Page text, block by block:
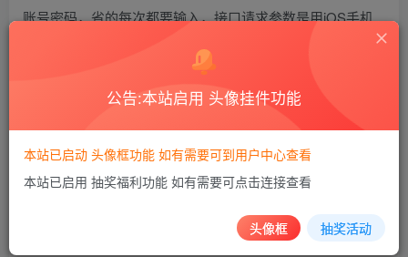
账号密码，省的每次都要输入，接口请求参数是用iOS手机
判断了如果使用过一次，就不会在请求登录接口获
公告:本站启用 头像挂件功能
本站已启动 头像框功能 如有需要可到用户中心查看
本站已启用 抽奖福利功能 如有需要可点击连接查看
头像框 抽奖活动